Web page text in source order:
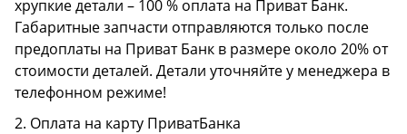
хрупкие детали – 100 % оплата на Приват Банк.
Габаритные запчасти отправляются только после
предоплаты на Приват Банк в размере около 20% от
стоимости деталей. Детали уточняйте у менеджера в
телефонном режиме!
2. Оплата на карту ПриватБанка